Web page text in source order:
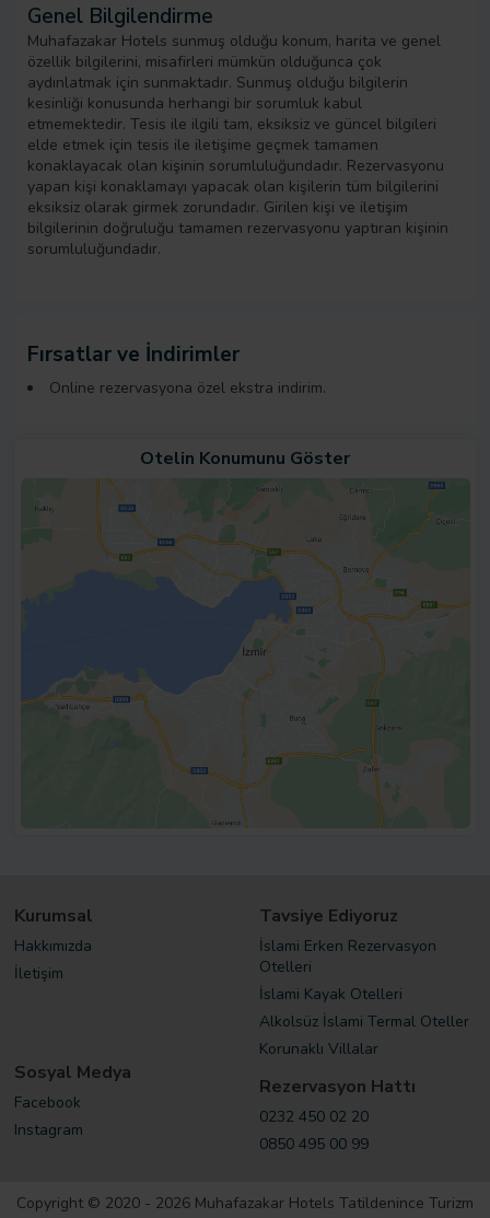
Fırsatlar ve İndirimler
Online rezervasyona özel ekstra indirim.
Otelin Konumunu Göster
Genel Bilgilendirme
Muhafazakar Hotels sunmuş olduğu konum, harita ve genel
özellik bilgilerini, misafirleri mümkün olduğunca çok
aydınlatmak için sunmaktadır. Sunmuş olduğu bilgilerin
kesinliği konusunda herhangi bir sorumluk kabul
etmemektedir. Tesis ile ilgili tam, eksiksiz ve güncel bilgileri
elde etmek için tesis ile iletişime geçmek tamamen
konaklayacak olan kişinin sorumluluğundadır. Rezervasyonu
yapan kişi konaklamayı yapacak olan kişilerin tüm bilgilerini
eksiksiz olarak girmek zorundadır. Girilen kişi ve iletişim
bilgilerinin doğruluğu tamamen rezervasyonu yaptıran kişinin
sorumluluğundadır.
Kurumsal
Hakkımızda
İletişim
Tavsiye Ediyoruz
İslami Erken Rezervasyon
Otelleri
İslami Kayak Otelleri
Alkolsüz İslami Termal Oteller
Korunaklı Villalar
Sosyal Medya
Facebook
Instagram
Rezervasyon Hattı
0232 450 02 20
0850 495 00 99
Copyright © 2020 - 2026 Muhafazakar Hotels Tatildenince Turizm